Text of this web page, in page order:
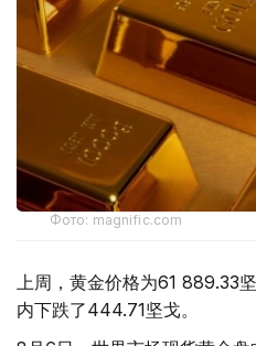
Фото: magnific.com
上周，黄金价格为61 889.33
内下跌了444.71坚戈。